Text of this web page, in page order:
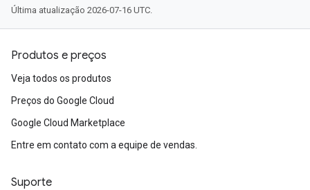
Última atualização 2026-07-16 UTC.
Produtos e preços
Veja todos os produtos
Preços do Google Cloud
Google Cloud Marketplace
Entre em contato com a equipe de vendas.
Suporte